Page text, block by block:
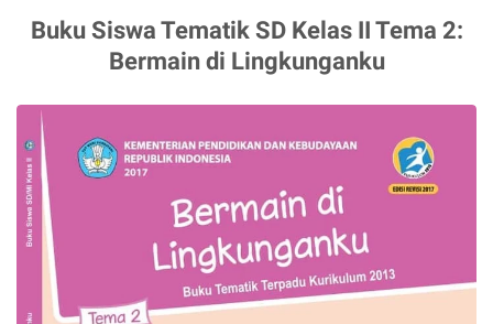
Buku Siswa Tematik SD Kelas II Tema 2:
Bermain di Lingkunganku